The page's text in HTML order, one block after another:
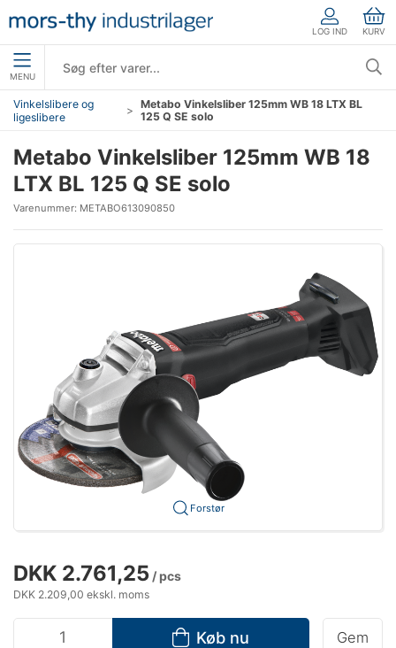
LOG IND KURV
MENU
Vinkelslibere og
ligeslibere
Metabo Vinkelsliber 125mm WB 18 LTX BL
125 Q SE solo
Metabo Vinkelsliber 125mm WB 18
LTX BL 125 Q SE solo
Varenummer: METABO613090850
Forstør
DKK 2.761,25 / pcs
DKK 2.209,00 ekskl. moms
Køb nu Gem